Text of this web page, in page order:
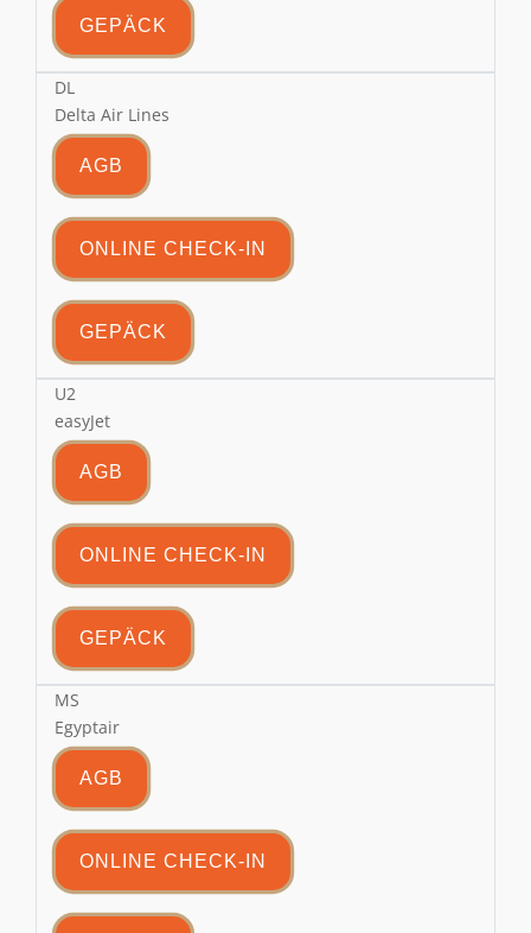
GEPÄCK
DL
Delta Air Lines
AGB
ONLINE CHECK-IN
GEPÄCK
U2
easyJet
AGB
ONLINE CHECK-IN
GEPÄCK
MS
Egyptair
AGB
ONLINE CHECK-IN